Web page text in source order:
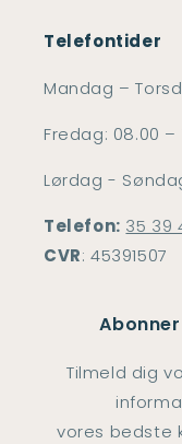
Telefontider
Mandag –
Fredag: 08.00 –
Lørdag -
Telefon: 35 39
CVR: 45391507
Tilmeld dig
vores bedste